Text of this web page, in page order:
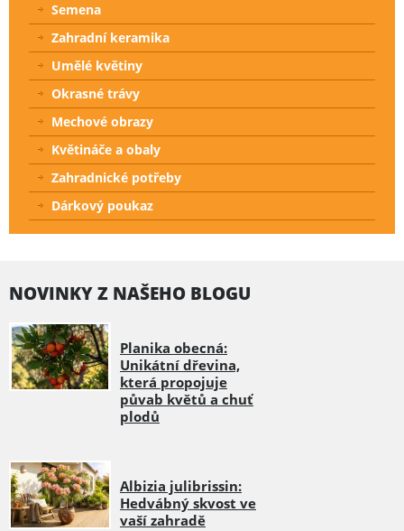
Semena
Zahradní keramika
Umělé květiny
Okrasné trávy
Mechové obrazy
Květináče a obaly
Zahradnické potřeby
Dárkový poukaz
NOVINKY Z NAŠEHO BLOGU
Planika obecná:
Unikátní dřevina,
která propojuje
půvab květů a chuť
plodů
Albizia julibrissin:
Hedvábný skvost ve
vaší zahradě